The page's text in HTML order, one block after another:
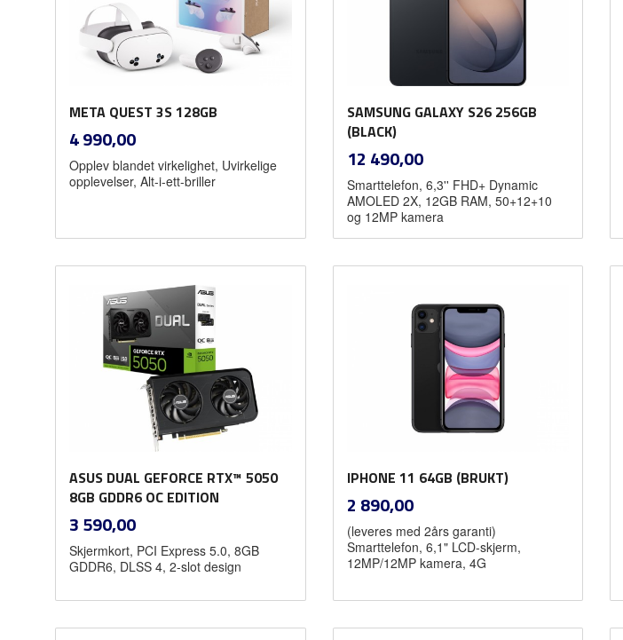
META QUEST 3S 128GB
Pris
4 990,00mva.
Kjøp
Opplev blandet virkelighet, Uvirkelige
opplevelser, Alt-i-ett-briller
SAMSUNG GALAXY S26 256GB
(BLACK)
Pris
12 490,00mva.
Smarttelefon, 6,3'' FHD+ Dynamic
AMOLED 2X, 12GB RAM, 50+12+10
og 12MP kamera
ASUS DUAL GEFORCE RTX™ 5050
8GB GDDR6 OC EDITION
Pris
3 590,00mva.
Skjermkort, PCI Express 5.0, 8GB
GDDR6, DLSS 4, 2-slot design
IPHONE 11 64GB (BRUKT)
Pris
2 890,00mva.
(leveres med 2års garanti)
Smarttelefon, 6,1" LCD-skjerm,
12MP/12MP kamera, 4G